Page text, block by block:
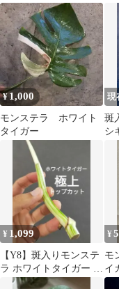
ガー （カット茎） 極太
2芽付き
¥ 1,000
モンステラ ホワイト
タイガー
現
斑
シ
¥ 1,099
【Y8】斑入りモンステ
ラ ホワイトタイガー ト
ップカット茎 成長点3
¥
モ
イ